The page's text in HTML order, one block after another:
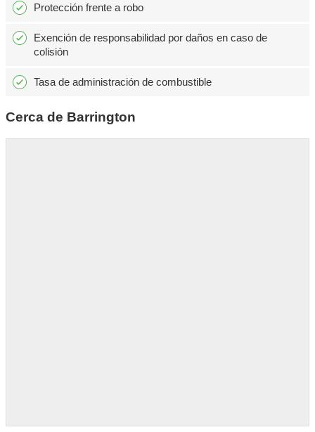
Protección frente a robo
Exención de responsabilidad por daños en caso de
colisión
Tasa de administración de combustible
Cerca de Barrington